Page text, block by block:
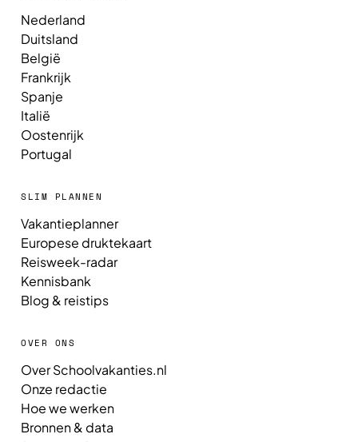
Nederland
Duitsland
België
Frankrijk
Spanje
Italië
Oostenrijk
Portugal
SLIM PLANNEN
Vakantieplanner
Europese druktekaart
Reisweek-radar
Kennisbank
Blog & reistips
OVER ONS
Over Schoolvakanties.nl
Onze redactie
Hoe we werken
Bronnen & data